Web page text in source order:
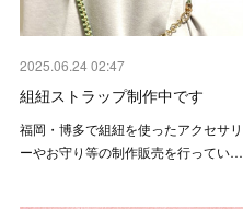
2025.06.24 02:47
組紐ストラップ制作中です
福岡・博多で組紐を使ったアクセサリ
ーやお守り等の制作販売を行ってい…